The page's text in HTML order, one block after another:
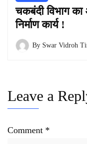
चकबंदी विभाग
निर्माण कार्य !
By Swar Vidroh
Leave a
Comment *